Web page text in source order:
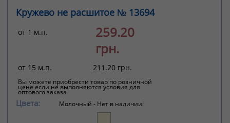
Кружево не расшитое № 13694
от 1 м.п.
259.20
грн.
от 15 м.п. 211.20 грн.
Вы можете приобрести товар по розничной
цене если не выполняются условия для
оптового заказа
Цвета: Молочный - Нет в наличии!